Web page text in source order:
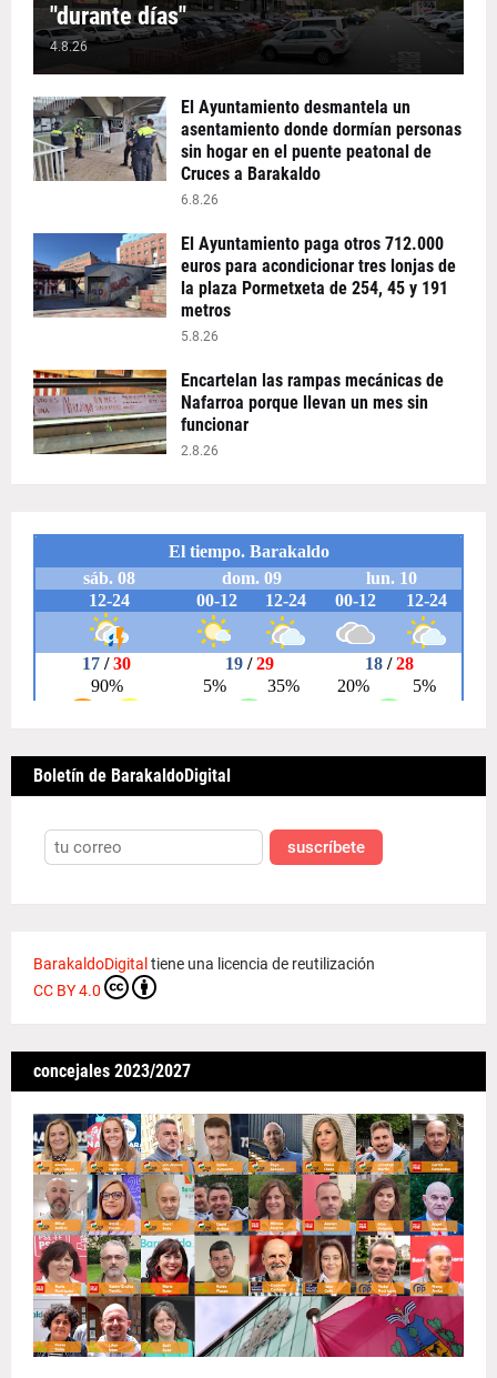
"durante días"
4.8.26
El Ayuntamiento desmantela un
asentamiento donde dormían personas
sin hogar en el puente peatonal de
Cruces a Barakaldo
6.8.26
El Ayuntamiento paga otros 712.000
euros para acondicionar tres lonjas de
la plaza Pormetxeta de 254, 45 y 191
metros
5.8.26
Encartelan las rampas mecánicas de
Nafarroa porque llevan un mes sin
funcionar
2.8.26
Boletín de BarakaldoDigital
suscríbete
BarakaldoDigital tiene una licencia de reutilización
CC BY 4.0
concejales 2023/2027